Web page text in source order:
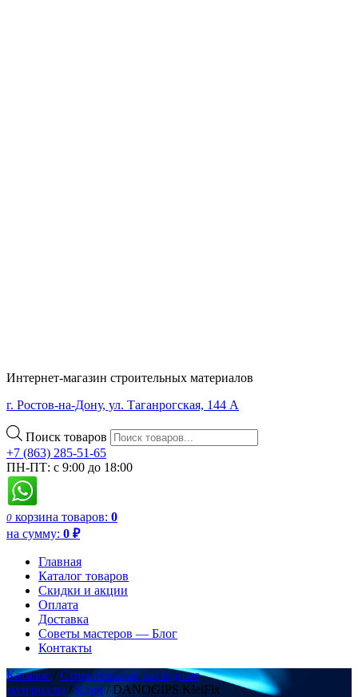
Интернет-магазин строительных материалов
г. Ростов-на-Дону, ул. Таганрогская, 144 А
Поиск товаров
+7 (863) 285-51-65
ПН-ПТ: с 9:00 до 18:00
0 корзина товаров: 0
на сумму: 0 ₽
Главная
Каталог товаров
Скидки и акции
Оплата
Доставка
Советы мастеров — Блог
Контакты
Каталог / Строительные расходные
материалы /Клей/ DANOGIPS KleiFix